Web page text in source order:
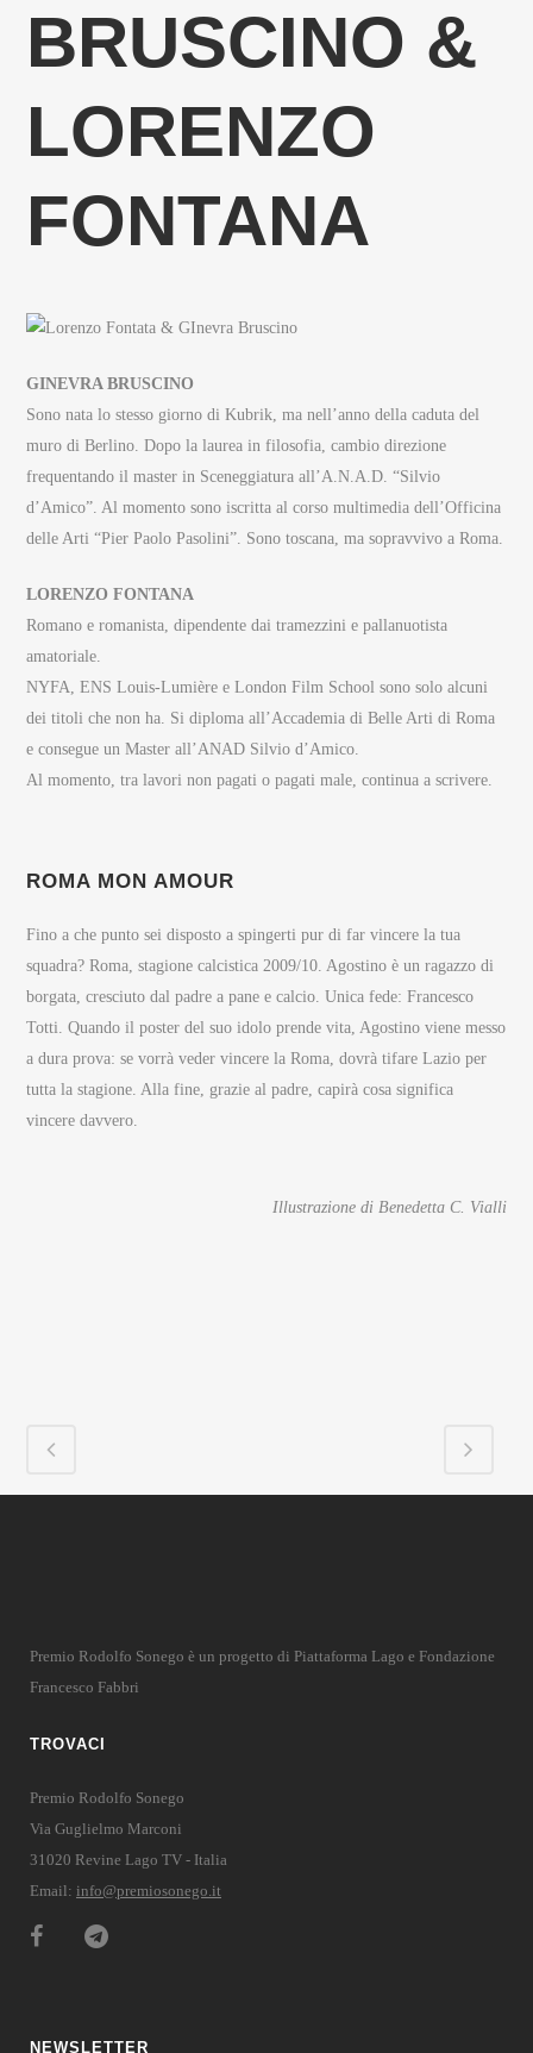
BRUSCINO &
LORENZO
FONTANA
GINEVRA BRUSCINO
Sono nata lo stesso giorno di Kubrik, ma nell’anno della caduta del
muro di Berlino. Dopo la laurea in filosofia, cambio direzione
frequentando il master in Sceneggiatura all’A.N.A.D. “Silvio
d’Amico”. Al momento sono iscritta al corso multimedia dell’Officina
delle Arti “Pier Paolo Pasolini”. Sono toscana, ma sopravvivo a Roma.
LORENZO FONTANA
Romano e romanista, dipendente dai tramezzini e pallanuotista
amatoriale.
NYFA, ENS Louis-Lumière e London Film School sono solo alcuni
dei titoli che non ha. Si diploma all’Accademia di Belle Arti di Roma
e consegue un Master all’ANAD Silvio d’Amico.
Al momento, tra lavori non pagati o pagati male, continua a scrivere.
ROMA MON AMOUR
Fino a che punto sei disposto a spingerti pur di far vincere la tua
squadra?Roma, stagione calcistica 2009/10. Agostino è un ragazzo di
borgata, cresciuto dal padre a pane e calcio. Unica fede: Francesco
Totti. Quando il poster del suo idolo prende vita, Agostino viene messo
a dura prova: se vorrà veder vincere la Roma, dovrà tifare Lazio per
tutta la stagione. Alla fine, grazie al padre, capirà cosa significa
vincere davvero.
Illustrazione di Benedetta C. Vialli
Premio Rodolfo Sonego è un progetto di Piattaforma Lago e Fondazione
Francesco Fabbri
TROVACI
Premio Rodolfo Sonego
Via Guglielmo Marconi
31020 Revine Lago TV - Italia
Email: info@premiosonego.it
NEWSLETTER